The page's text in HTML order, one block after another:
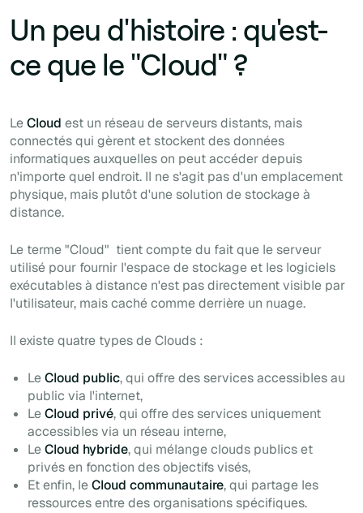
Un peu d'histoire : qu'est-
ce que le "Cloud" ?
LeCloud est un réseau de serveurs distants, mais
connectés qui gèrent et stockent des données
informatiques auxquelles on peut accéder depuis
n'importe quel endroit. Il ne s'agit pas d'un emplacement
physique, mais plutôt d'une solution de stockage à
distance.
Le terme"Cloud" tient compte du fait que le serveur
utilisé pour fournir l'espace de stockage et les logiciels
exécutables à distance n'est pas directement visible par
l'utilisateur, mais caché comme derrière un nuage.
Il existe quatre types de Clouds :
LeCloud public, qui offre des services accessibles au
public via l'internet,
LeCloud privé, qui offre des services uniquement
accessibles via un réseau interne,
LeCloud hybride, qui mélange clouds publics et
privés en fonction des objectifs visés,
Et enfin, leCloud communautaire, qui partage les
ressources entre des organisations spécifiques.